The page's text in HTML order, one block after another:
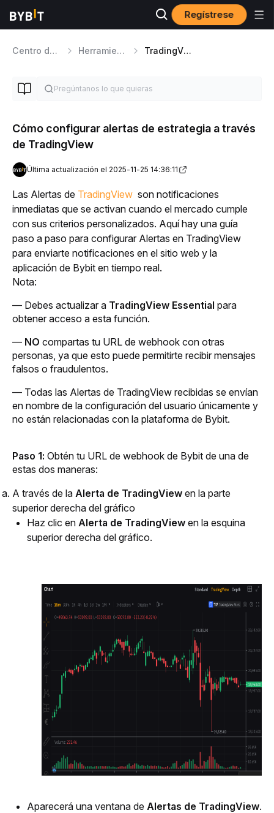
Regístrese
Centro de ayuda Herramientas de Trading TradingView
Cómo configurar alertas de estrategia a través
de TradingView
Última actualización el 2025-11-25 14:36:11
Las Alertas de TradingView son notificaciones
inmediatas que se activan cuando el mercado cumple
con sus criterios personalizados. Aquí hay una guía
paso a paso para configurar Alertas en TradingView
para enviarte notificaciones en el sitio web y la
aplicación de Bybit en tiempo real.
Nota:
— Debes actualizar a TradingView Essential para
obtener acceso a esta función.
— NO compartas tu URL de webhook con otras
personas, ya que esto puede permitirte recibir mensajes
falsos o fraudulentos.
— Todas las Alertas de TradingView recibidas se envían
en nombre de la configuración del usuario únicamente y
no están relacionadas con la plataforma de Bybit.
Paso 1: Obtén tu URL de webhook de Bybit de una de
estas dos maneras:
A través de la Alerta de TradingView en la parte
superior derecha del gráfico
Haz clic en Alerta de TradingView en la esquina
superior derecha del gráfico.
Aparecerá una ventana de Alertas de TradingView.